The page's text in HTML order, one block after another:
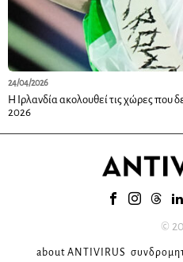
24/04/2026
Η Ιρλανδία ακολουθεί τις χώρες που
2026
©
about ANTIVIRUS